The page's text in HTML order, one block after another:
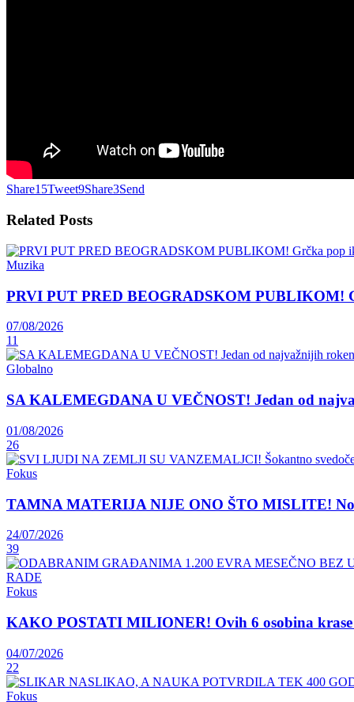
Share15Tweet9Share3Send
Related Posts
Muzika
PRVI PUT PRED BEOGRADSKOM PUBLIKOM!
07/08/2026
11
Globalno
SA KALEMEGDANA U VEČNOST! Jedan od
01/08/2026
26
Fokus
TAMNA MATERIJA NIJE ONO ŠTO MISLITE!
24/07/2026
39
Fokus
KAKO POSTATI MILIONER! Ovih 6 osobina
04/07/2026
22
Fokus